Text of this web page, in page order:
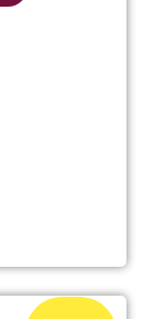
Acceptance